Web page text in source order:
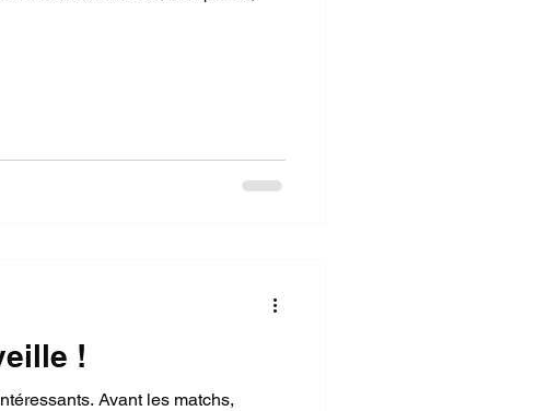
!
Avant les matchs,